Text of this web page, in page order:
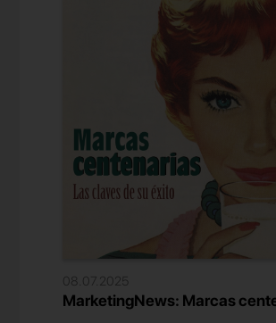
08.07.2025
MarketingNews: Marcas